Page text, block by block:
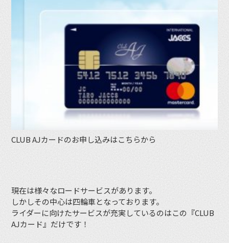
CLUB AJカードのお申し込みはこちらから
現在は様々なロードサービスがあります。
しかしその中心は四輪車となっております。
ライダーに向けたサービスが充実しているのはこの『CLUB
AJカード』だけです！